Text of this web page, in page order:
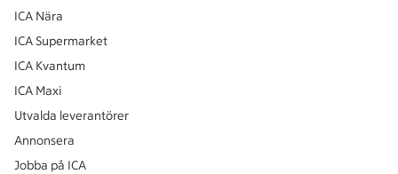
ICA Nära
ICA Supermarket
ICA Kvantum
ICA Maxi
Utvalda leverantörer
Annonsera
Jobba på ICA